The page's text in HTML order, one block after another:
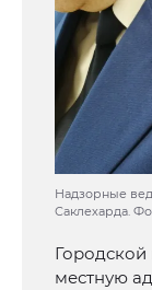
Надзорные
Саклехарда.
местную